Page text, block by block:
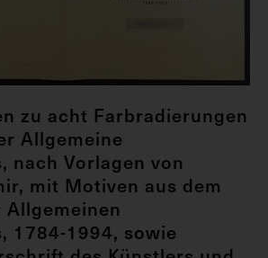
zu acht Farbradierungen
Allgemeine
nach Vorlagen von
mit Motiven aus dem
1784-1994, sowie